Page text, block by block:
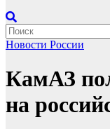
Новости России
КамАЗ
на